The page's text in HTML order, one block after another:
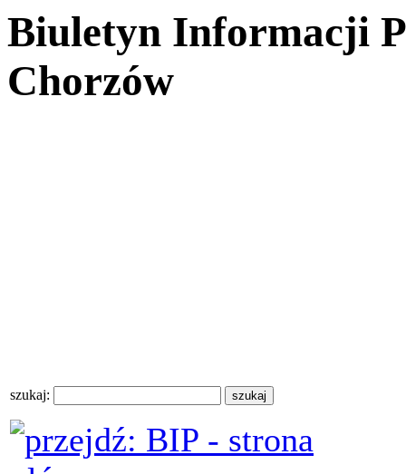
Biuletyn Informacji
Chorzów
szukaj: